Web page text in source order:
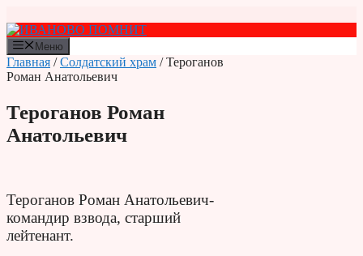
к
содержимому
Меню
Главная /Солдатский храм / Тероганов
Роман Анатольевич
Тероганов Роман
Анатольевич
Тероганов Роман Анатольевич-
командир взвода, старший
лейтенант.